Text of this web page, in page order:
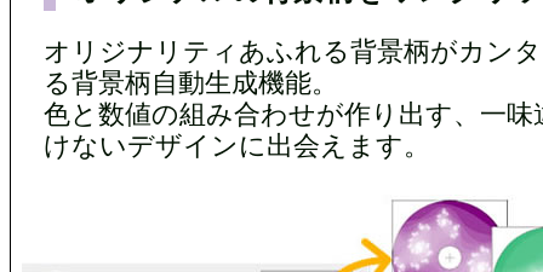
オリジナリティあふれる背景柄がカン
る背景柄自動生成機能。
色と数値の組み合わせが作り出す、一
けないデザインに出会えます。